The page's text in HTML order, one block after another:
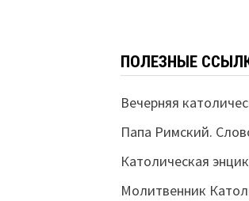
ПОЛЕЗНЫЕ
Вечерняя
Папа Римский.
Католическая
Молитвенник